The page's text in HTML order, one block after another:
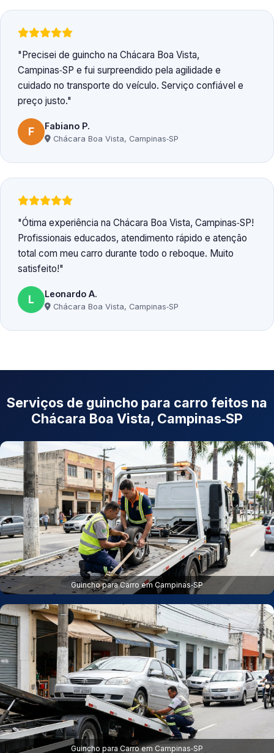
Precisei de guincho na Chácara Boa Vista,
Campinas‑SP e fui surpreendido pela agilidade e
cuidado no transporte do veículo. Serviço confiável e
preço justo.
F Fabiano P.
Chácara Boa Vista, Campinas‑SP
Ótima experiência na Chácara Boa Vista, Campinas‑SP!
Profissionais educados, atendimento rápido e atenção
total com meu carro durante todo o reboque. Muito
satisfeito!
L Leonardo A.
Chácara Boa Vista, Campinas‑SP
Serviços de guincho para carro feitos na
Chácara Boa Vista, Campinas‑SP
Guincho para Carro em Campinas‑SP
Guincho para Carro em Campinas‑SP